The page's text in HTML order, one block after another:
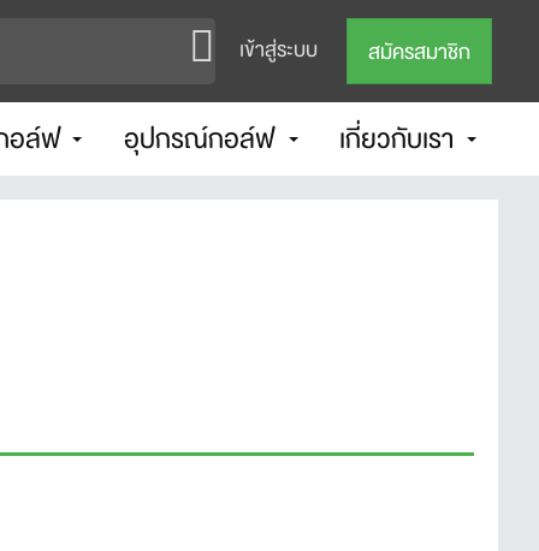
เข้าสู่ระบบ สมัครสมาชิก
อล์ฟ อุปกรณ์กอล์ฟ เกี่ยวกับเรา